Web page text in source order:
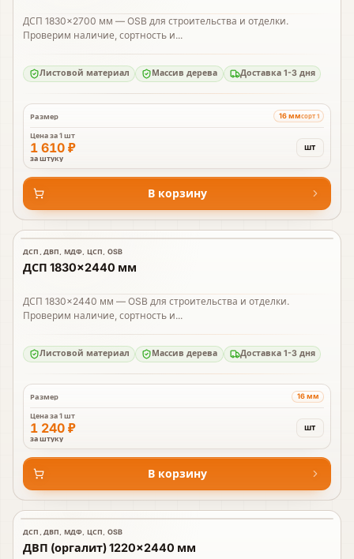
ДСП 1830×2700 мм — OSB для строительства и отделки.
Проверим наличие, сортность и...
Листовой материал Массив дерева Доставка 1-3 дня
Размер 16 ммсорт 1
Цена за1 шт
1 610 ₽
за штуку
шт
В корзину
В наличии
ДСП, ДВП, МДФ, ЦСП, OSB
ДСП 1830×2440 мм
ДСП 1830×2440 мм — OSB для строительства и отделки.
Проверим наличие, сортность и...
Листовой материал Массив дерева Доставка 1-3 дня
Размер 16 мм
Цена за1 шт
1 240 ₽
за штуку
шт
В корзину
В наличии
ДСП, ДВП, МДФ, ЦСП, OSB
ДВП (оргалит) 1220×2440 мм